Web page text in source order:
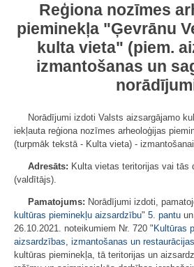
Reģiona nozīmes
pieminekļa "Ģevrānu
kulta vieta" (piem.
izmantošanas un
Norādījumi izdoti Valsts aizsargājamo
iekļauta reģiona nozīmes arheoloģijas
(turpmāk tekstā - Kulta vieta) -
Adresāts: Kulta vietas teritorijas vai tās
(valdītājs).
Pamatojums: Norādījumi izdoti,
kultūras pieminekļu aizsardzību" 5. pantu
26.10.2021. noteikumiem Nr. 720 " Kultūras
aizsardzības, izmantošanas un
kultūras pieminekļa, tā teritorijas un